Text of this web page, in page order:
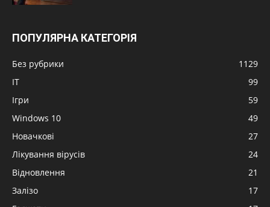
ПОПУЛЯРНА КАТЕГОРІЯ
Без рубрики
1129
IT
99
Ігри
59
Windows 10
49
Новачкові
27
Лікування вірусів
24
Відновлення
21
Залізо
17